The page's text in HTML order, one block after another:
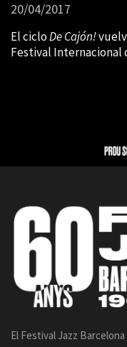
20/04/2017
El cicloDe Cajón!
Festival Internacional
El Festival Jazz